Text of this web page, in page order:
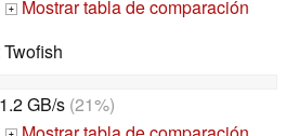
+
Mostrar tabla de comparación
1.2 GB/s(21%)